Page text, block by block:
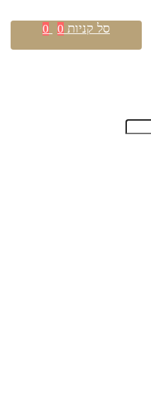
סל קניות 0
0